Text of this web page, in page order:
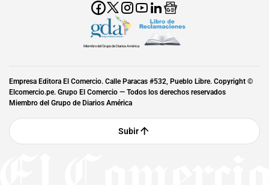
Miembro del Grupo de Diarios América
Empresa Editora El Comercio. Calle Paracas #532, Pueblo Libre. Copyright ©
Elcomercio.pe. Grupo El Comercio — Todos los derechos reservados
Miembro del Grupo de Diarios América
Subir